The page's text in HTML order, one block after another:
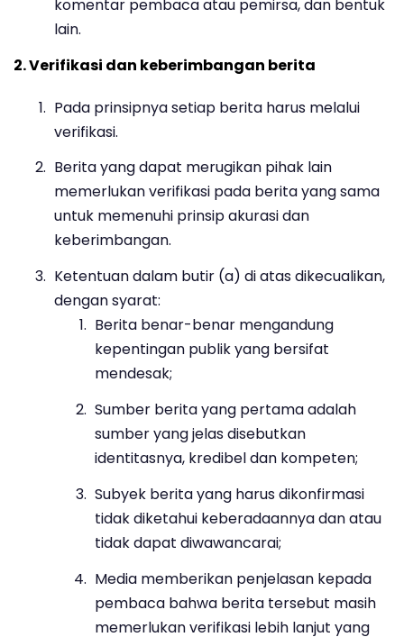
komentar pembaca atau pemirsa, dan bentuk
lain.
2. Verifikasi dan keberimbangan berita
Pada prinsipnya setiap berita harus melalui
verifikasi.
Berita yang dapat merugikan pihak lain
memerlukan verifikasi pada berita yang sama
untuk memenuhi prinsip akurasi dan
keberimbangan.
Ketentuan dalam butir (a) di atas dikecualikan,
dengan syarat:
Berita benar-benar mengandung
kepentingan publik yang bersifat
mendesak;
Sumber berita yang pertama adalah
sumber yang jelas disebutkan
identitasnya, kredibel dan kompeten;
Subyek berita yang harus dikonfirmasi
tidak diketahui keberadaannya dan atau
tidak dapat diwawancarai;
Media memberikan penjelasan kepada
pembaca bahwa berita tersebut masih
memerlukan verifikasi lebih lanjut yang